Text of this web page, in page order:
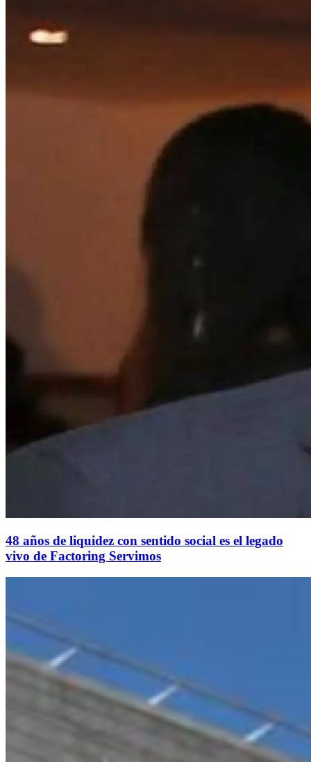
48 años de liquidez con sentido social es el legado
vivo de Factoring Servimos